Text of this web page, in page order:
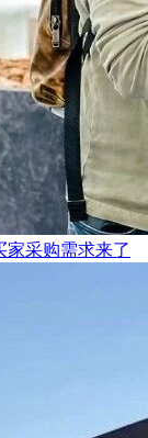
家采购需求来了